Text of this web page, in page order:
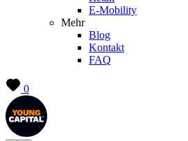
E-Mobility
Mehr
Blog
Kontakt
FAQ
0